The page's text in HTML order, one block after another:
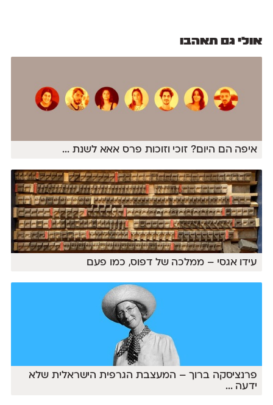
אולי גם תאהבו
איפה הם היום? זוכי וזוכות פרס אאא לשנת ...
עידו אגסי – ממלכה של דפוס, כמו פעם
פרנציסקה ברוך – המעצבת הגרפית הישראלית שלא
ידעה ...